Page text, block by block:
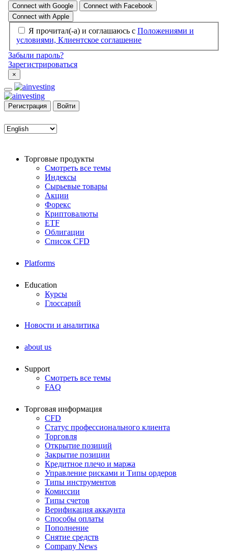
Pегистрация Войти
Торговые продукты
Смотреть все темы
Индексы
Сырьевые товары
Акции
Форекс
Криптовалюты
ETF
Облигации
Список CFD
Platforms
Education
Курсы
Глоссарий
Новости и аналитика
about us
Support
Смотреть все темы
FAQ
Торговая информация
CFD
Статус профессионального клиента
Торговля
Открытие позиций
Закрытие позиции
Кредитное плечо и маржа
Управление рисками и Типы ордеров
Типы инструментов
Комиссии
Типы счетов
Верификация аккаунта
Способы оплаты
Пополнение
Снятие средств
Company News